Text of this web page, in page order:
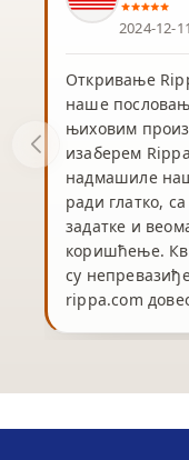
2024-12-11
Откривање
наше
њиховим
изаберем
надмашиле
ради глатко,
задатке и
коришћење.
су
rippa.com